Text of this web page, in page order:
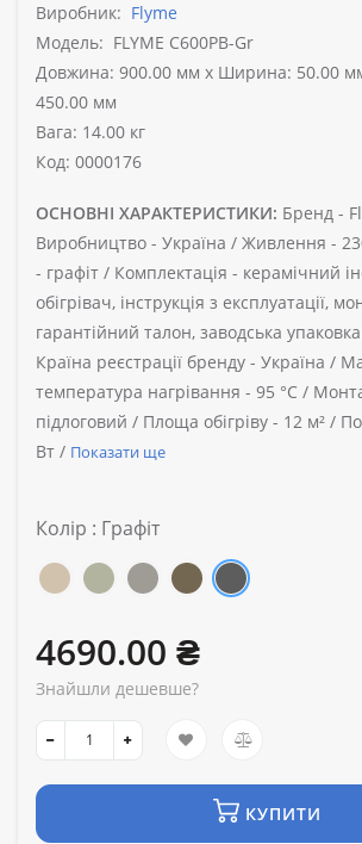
Виробник: Flyme
Модель: FLYME C600PB-Gr
Довжина: 900.00 мм x Ширина: 50.00
450.00 мм
Вага: 14.00 кг
Код: 0000176
ОСНОВНІ ХАРАКТЕРИСТИКИ: Бренд -
Виробництво - Україна / Живлення -
- графіт / Комплектація - керамічний
обігрівач, інструкція з експлуатації,
гарантійний талон, заводська
Країна реєстрації бренду - Україна /
температура нагрівання - 95 °C /
підлоговий / Площа обігріву - 12 м² /
Вт / Показати ще
Колір : Графіт
4690.00 ₴
Знайшли дешевше?
КУПИТИ